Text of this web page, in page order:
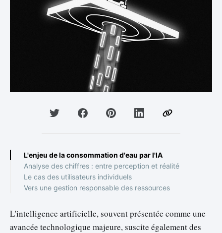
L'enjeu de la consommation d'eau par l'IA
Analyse des chiffres : entre perception et réalité
Le cas des utilisateurs individuels
Vers une gestion responsable des ressources
L'intelligence artificielle, souvent présentée comme une
avancée technologique majeure, suscite également des